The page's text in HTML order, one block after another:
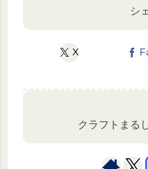
シ
X
クラフトまる